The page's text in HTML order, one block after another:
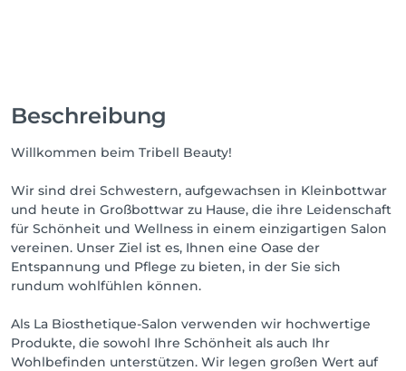
Beschreibung
Willkommen beim Tribell Beauty!
Wir sind drei Schwestern, aufgewachsen in Kleinbottwar
und heute in Großbottwar zu Hause, die ihre Leidenschaft
für Schönheit und Wellness in einem einzigartigen Salon
vereinen. Unser Ziel ist es, Ihnen eine Oase der
Entspannung und Pflege zu bieten, in der Sie sich
rundum wohlfühlen können.
Als La Biosthetique-Salon verwenden wir hochwertige
Produkte, die sowohl Ihre Schönheit als auch Ihr
Wohlbefinden unterstützen. Wir legen großen Wert auf